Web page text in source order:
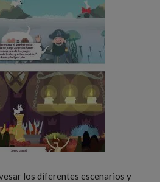
los diferentes escenarios y